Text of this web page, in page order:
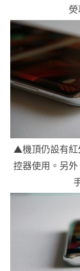
▲機頂仍設有紅
控器使用。另